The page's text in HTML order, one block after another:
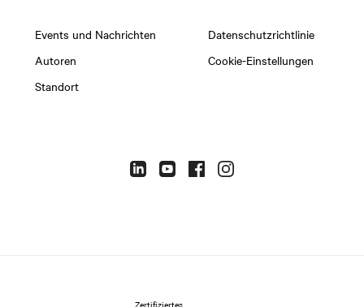
Events und Nachrichten
Datenschutzrichtlinie
Autoren
Cookie-Einstellungen
Standort
Zertifiziertes